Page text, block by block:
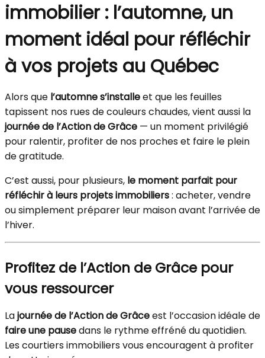
immobilier : l’automne, un
moment idéal pour réfléchir
à vos projets au Québec
Alors que l’automne s’installeet que les feuilles
tapissent nos rues de couleurs chaudes, vient aussi la
journée de l’Action de Grâce — un moment privilégié
pour ralentir, profiter de nos proches et faire le plein
de gratitude.
C’est aussi, pour plusieurs, le moment parfait pour
réfléchir à leurs projets immobiliers: acheter, vendre
ou simplement préparer leur maison avant l’arrivée de
l’hiver.
Profitez de l’Action de Grâce pour
vous ressourcer
Lajournée de l’Action de Grâceest l’occasion idéale de
faire une pausedans le rythme effréné du quotidien.
Les courtiers immobiliers vous encouragent à profiter